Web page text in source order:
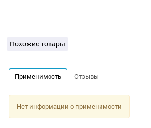
Похожие товары
Применимость Отзывы
Нет информации о применимости